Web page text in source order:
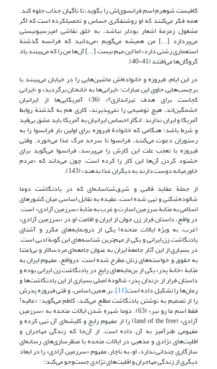
کافیست شوهرم اسم فرانسوی‌اش را بگوید، تا ناگهان جذاب جلوه کند.
همه فکر می‌کنند که او روشنفکری حساس و تحصیلکرده است که اگر
مشغول زمزمة اشعار بودلر نباشد، به خلق نقاشی امپرسیونیستی
می‌پردازد [...] من همیشه می‌گویم «می‌دانید که فرانسه گذشتة
استعماری زشتی دارد» اما این مهم نیست [...] آن‌ها من را که می‌بینند یاد
گروگان‌ها می‌افتند (41-40).
در این ایام، فیروزه و خانواده‌اش ماشین‌هایی را در خیابان می‌بینند با
برچسب‌هایی حاوی این عبارات: «ایرانی‌ها به خانه‌تان برگردید» و «ایرانی
کجاست برای هدف تیراندازی؟» (36) آمریکایی‌ها از ایرانیان
خشمگین‌اند، هیچ توضیحی را نمی‌پذیرند، کاری هم به گذشتة روابط
آمریکا و ایران ندارند. انگار احساس ایرانیان به آمریکا باید عشق بی‌قید
و شرط باشد: هنگامی که خانوادة فیروزه برای اولین بار فرانسوا را به
رستوران دعوت می‌کنند، فرانسوا تا سرحد مرگ غذا می‌خورد. وقتی
فیروزه با تعجب علت این کارش را می‌پرسد، فرانسوا می‌گوید برای
خشنود کردن آن‌ها این کار را کرده است، چون می‌داند که «مردم
خاورمیانه دوست دارند به دیگران غذا بدهند» (143).
از جملة عقاید قالبی و شرق‌شناسانه‌ای که در یادنگاشت دوما
شالوده‌شکنی و تهی شده است، عقیده به تقابل اساسی میان کشورهای
اسلامی به مثابة سرزمین اسارت و غرب به مثابة «سرزمین آزادی» است.
در واقع، داستان فرار زن جوان از ایران و اقامت او در «سرزمین آزادی»
(غرب، به ویژه ایالات متحده) یکی از درونمایه‌های مکرر و آشنای
یادنگاشت زن ایرانی و یکی از مهم‌ترین شناسه‌های این گونة ادبی است.
در بسیاری از این آثار جامعة ایران به عنوان جامعه‌ای مردسالار و بی‌اعتنا
به حقوق و خواسته‌های زنان مطرح شده است. درواقع، مفهوم ایران به
مثابة «خانة پدر» یکی از بن‌مایه‌های رایج در یادنگاشت زن ایرانی بوده و
داستان فرار از «زندان پدر» شالودة اصلی بسیاری از این یادنگاشت‌ها و
رمان‌ها را تشکیل داده است[11] . بر همین اساس، و قتی فیروزه پدرش
را از تصمیم به نوشتن یادنگاشت مطلع می‌کند، کاظم می‌گوید: «عالیه!
فقط اسم ما رو نبر» (63). دوما شهره شدن ایالات متحده به «سرزمین
آزادی» (land of the free) را از مفهوم رایج و کلیشه‌ای آن تهی کرده و
مفهومی طنزآمیز به آن داده است. از آن‌جا که زندگی مهاجران و
اقلیت‌های نژادی و مذهبی در ایالات متحده با منظرسازی‌های رسانه‌ای
سازگاری چندانی ندارد، او، به ناچار، مفهوم «سرزمین آزادی» را در ابعاد
دیگری از زندگی مهاجران و اقلیت‌های نژادی جست‌وجو می‌کند: